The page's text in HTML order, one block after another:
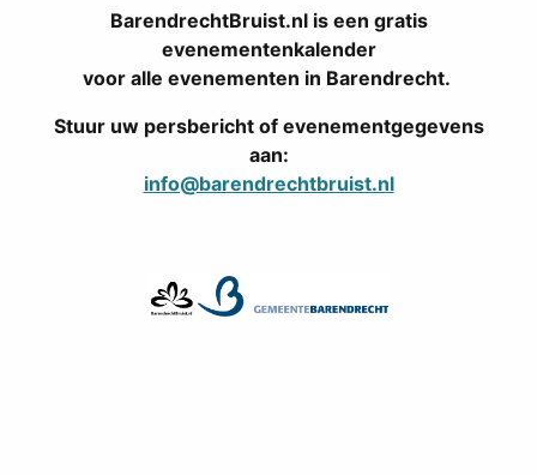
BarendrechtBruist.nl is een gratis
evenementenkalender
voor alle evenementen in Barendrecht.
Stuur uw persbericht of evenementgegevens
aan:
info@barendrechtbruist.nl